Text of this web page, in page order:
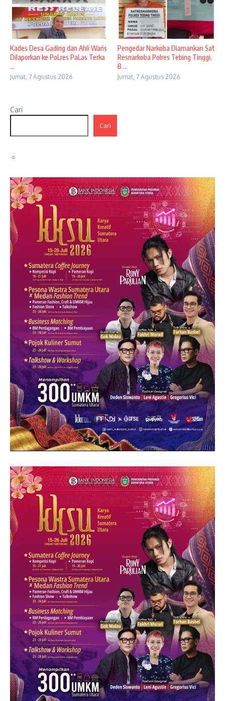
Kades Desa Gading dan Ahli Waris
Dilaporkan ke PoLres PaLas Terka
...
Jumat, 7 Agustus 2026
Pengedar Narkoba Diamankan Sat
Resnarkoba Polres Tebing Tinggi,
B ...
Jumat, 7 Agustus 2026
Cari
Cari